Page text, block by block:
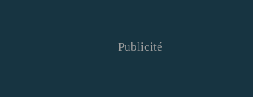
Publicité